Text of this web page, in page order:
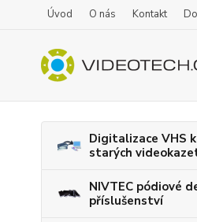
Úvod O nás Kontakt
Digitalizace VHS
starých
NIVTEC pódiové
příslušenství